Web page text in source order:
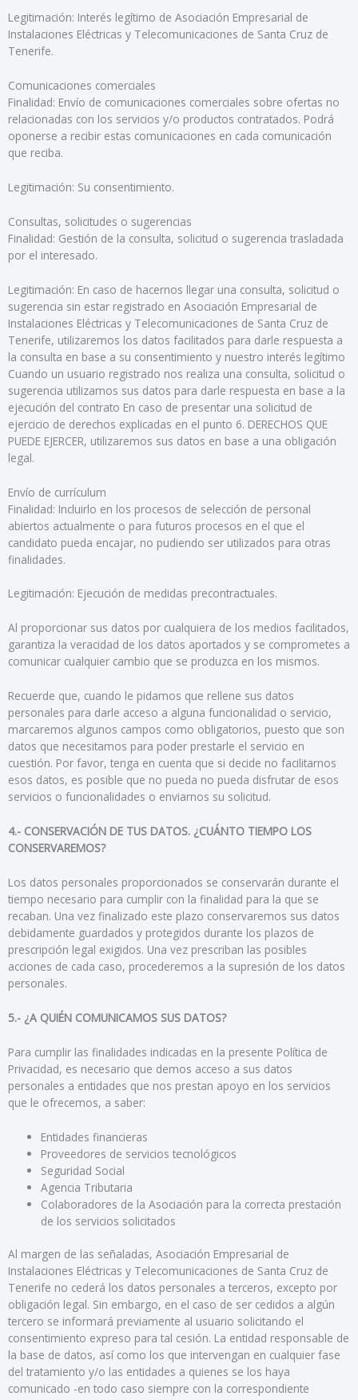
Legitimación: Interés legítimo de Asociación Empresarial de
Instalaciones Eléctricas y Telecomunicaciones de Santa Cruz de
Tenerife.
Comunicaciones comerciales
Finalidad: Envío de comunicaciones comerciales sobre ofertas no
relacionadas con los servicios y/o productos contratados. Podrá
oponerse a recibir estas comunicaciones en cada comunicación
que reciba.
Legitimación: Su consentimiento.
Consultas, solicitudes o sugerencias
Finalidad: Gestión de la consulta, solicitud o sugerencia trasladada
por el interesado.
Legitimación: En caso de hacernos llegar una consulta, solicitud o
sugerencia sin estar registrado en Asociación Empresarial de
Instalaciones Eléctricas y Telecomunicaciones de Santa Cruz de
Tenerife, utilizaremos los datos facilitados para darle respuesta a
la consulta en base a su consentimiento y nuestro interés legítimo
Cuando un usuario registrado nos realiza una consulta, solicitud o
sugerencia utilizamos sus datos para darle respuesta en base a la
ejecución del contrato En caso de presentar una solicitud de
ejercicio de derechos explicadas en el punto 6. DERECHOS QUE
PUEDE EJERCER, utilizaremos sus datos en base a una obligación
legal.
Envío de currículum
Finalidad: Incluirlo en los procesos de selección de personal
abiertos actualmente o para futuros procesos en el que el
candidato pueda encajar, no pudiendo ser utilizados para otras
finalidades.
Legitimación: Ejecución de medidas precontractuales.
Al proporcionar sus datos por cualquiera de los medios facilitados,
garantiza la veracidad de los datos aportados y se comprometes a
comunicar cualquier cambio que se produzca en los mismos.
Recuerde que, cuando le pidamos que rellene sus datos
personales para darle acceso a alguna funcionalidad o servicio,
marcaremos algunos campos como obligatorios, puesto que son
datos que necesitamos para poder prestarle el servicio en
cuestión. Por favor, tenga en cuenta que si decide no facilitarnos
esos datos, es posible que no pueda no pueda disfrutar de esos
servicios o funcionalidades o enviarnos su solicitud.
4.- CONSERVACIÓN DE TUS DATOS. ¿CUÁNTO TIEMPO LOS
CONSERVAREMOS?
Los datos personales proporcionados se conservarán durante el
tiempo necesario para cumplir con la finalidad para la que se
recaban. Una vez finalizado este plazo conservaremos sus datos
debidamente guardados y protegidos durante los plazos de
prescripción legal exigidos. Una vez prescriban las posibles
acciones de cada caso, procederemos a la supresión de los datos
personales.
5.- ¿A QUIÉN COMUNICAMOS SUS DATOS?
Para cumplir las finalidades indicadas en la presente Política de
Privacidad, es necesario que demos acceso a sus datos
personales a entidades que nos prestan apoyo en los servicios
que le ofrecemos, a saber:
Entidades financieras
Proveedores de servicios tecnológicos
Seguridad Social
Agencia Tributaria
Colaboradores de la Asociación para la correcta prestación
de los servicios solicitados
Al margen de las señaladas, Asociación Empresarial de
Instalaciones Eléctricas y Telecomunicaciones de Santa Cruz de
Tenerife no cederá los datos personales a terceros, excepto por
obligación legal. Sin embargo, en el caso de ser cedidos a algún
tercero se informará previamente al usuario solicitando el
consentimiento expreso para tal cesión. La entidad responsable de
la base de datos, así como los que intervengan en cualquier fase
del tratamiento y/o las entidades a quienes se los haya
comunicado -en todo caso siempre con la correspondiente